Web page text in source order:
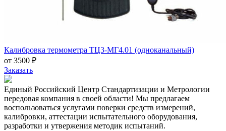
Калибровка термометра ТЦ3-МГ4.01 (одноканальный)
от 3500 ₽
Заказать
Единый Российский Центр Стандартизации и Метрологии
передовая компания в своей области! Мы предлагаем
воспользоваться услугами поверки средств измерений,
калибровки, аттестации испытательного оборудования,
разработки и утвержения методик испытаний.